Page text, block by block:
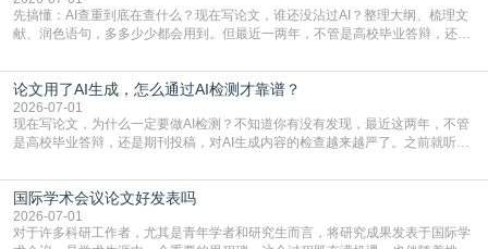
先搞懂：AI查重到底在查什么？现在写论文，谁还没沾过AI？整理大纲、梳理文
献、润色语句，多多少少都会用到。但最近一两年，不管是高校毕业答辩，还是
须加做AI查重。很多人分不清，AI查重和普通查重到底有啥区别？这里说透：普
通查重查的是你的文字和已公开文献的重复比例，防的是抄袭；AI查重查的是你
的内容里，有多少是AI生成的，防的是过
论文用了AI生成，怎么通过AI检测才靠谱？
2026-07-01
现在写论文，为什么一定要做AI检测？不知道你有没有发现，最近这两年，不管
是高校毕业答辩，还是期刊投稿，对AI生成内容的检查越来越严了。之前就听身
要求修改，还差点被判定学术不规范，真的太冤了。现在国内多数高校和核心期
刊，都已经明确出台了相关规定：如果使用AI生成内容辅助写作，必须明确标
注，未标注的AI生成内容会被认定为不符合学
国际学术会议论文好发表吗
2026-07-01
对于许多科研工作者，尤其是青年学者和研究生而言，将研究成果发表于国际学